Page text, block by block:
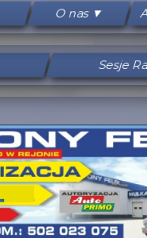
O nas
Sesje